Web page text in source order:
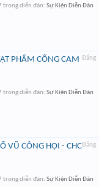
trong diễn đàn: Sự Kiện Diễn Đàn
Đăng
PHẨM CỐNG CAM
trong diễn đàn: Sự Kiện Diễn Đàn
Đăng
VŨ CÔNG HỘI - CHC
trong diễn đàn: Sự Kiện Diễn Đàn